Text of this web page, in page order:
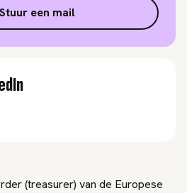
Stuur een mail
(treasurer) van de Europese